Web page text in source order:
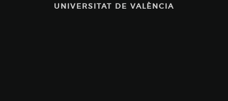
UNIVERSITAT DE VALÈNCIA